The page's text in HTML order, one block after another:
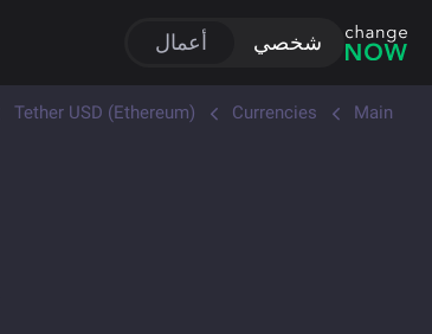
شخصي أعمال
Main
Currencies
Tether USD (Ethereum)